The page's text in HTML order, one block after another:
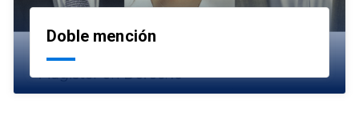
Doble mención